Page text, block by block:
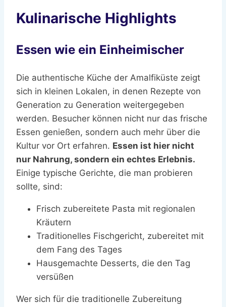
Kulinarische Highlights
Essen wie ein Einheimischer
Die authentische Küche der Amalfiküste zeigt
sich in kleinen Lokalen, in denen Rezepte von
Generation zu Generation weitergegeben
werden. Besucher können nicht nur das frische
Essen genießen, sondern auch mehr über die
Kultur vor Ort erfahren. Essen ist hier nicht
nur Nahrung, sondern ein echtes Erlebnis.
Einige typische Gerichte, die man probieren
sollte, sind:
Frisch zubereitete Pasta mit regionalen
Kräutern
Traditionelles Fischgericht, zubereitet mit
dem Fang des Tages
Hausgemachte Desserts, die den Tag
versüßen
Wer sich für die traditionelle Zubereitung